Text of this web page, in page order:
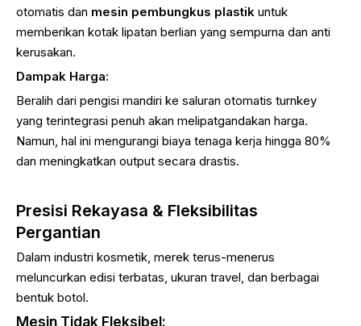
otomatis dan mesin pembungkus plastik untuk
memberikan kotak lipatan berlian yang sempurna dan anti
kerusakan.
Dampak Harga:
Beralih dari pengisi mandiri ke saluran otomatis turnkey
yang terintegrasi penuh akan melipatgandakan harga.
Namun, hal ini mengurangi biaya tenaga kerja hingga 80%
dan meningkatkan output secara drastis.
Presisi Rekayasa & Fleksibilitas
Pergantian
Dalam industri kosmetik, merek terus-menerus
meluncurkan edisi terbatas, ukuran travel, dan berbagai
bentuk botol.
Mesin Tidak Fleksibel: